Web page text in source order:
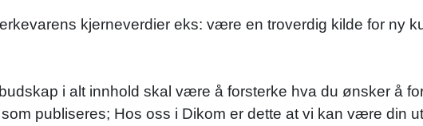
kjerneverdier eks: være en troverdig kilde for ny
i alt innhold skal være å forsterke hva du ønsker å
publiseres; Hos oss i Dikom er dette at vi kan være din